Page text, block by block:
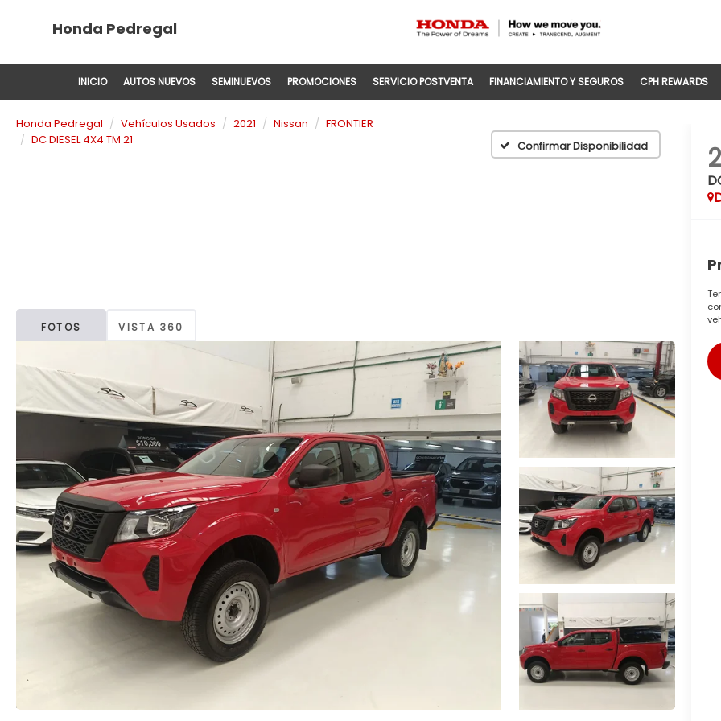
Honda Pedregal
INICIO AUTOS NUEVOS SEMINUEVOS PROMOCIONES SERVICIO POSTVENTA FINANCIAMIENTO Y SEGUROS CPH REWARDS
Honda Pedregal Vehículos Usados 2021 Nissan
FRONTIER
DC DIESEL 4X4 TM 21
Confirmar Disponibilidad
FOTOS VISTA 360